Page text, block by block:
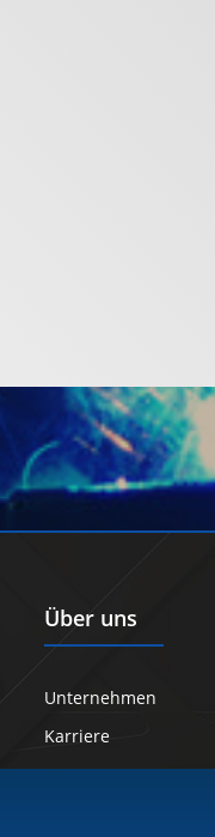
Über uns
Unternehmen
Karriere